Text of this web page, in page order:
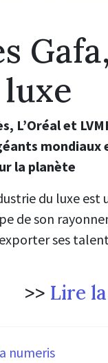
L’Oréal et
la planète
du luxe est
de son
ses
>> Lire
numeris